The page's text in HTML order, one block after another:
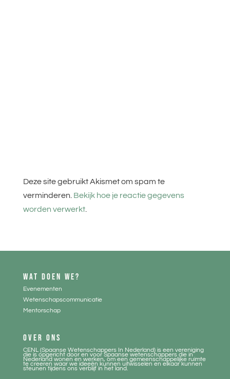
Deze site gebruikt Akismet om spam te
verminderen. Bekijk hoe je reactie gegevens
worden verwerkt.
WAT DOEN WE?
Evenementen
Wetenschapscommunicatie
Mentorschap
OVER ONS
CENL (Spaanse Wetenschappers In Nederland) is een vereniging
die is opgericht door en voor Spaanse wetenschappers die in
Nederland wonen en werken, om een gemeenschappelijke ruimte
te creeren waar we ideeën kunnen uitwisselen en elkaar kunnen
steunen tijdens ons verblijf in het land.